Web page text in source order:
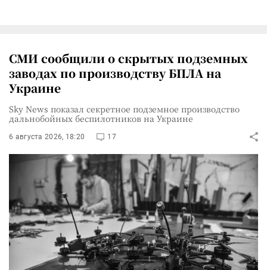
СМИ сообщили о скрытых подземных
заводах по производству БПЛА на
Украине
Sky News показал секретное подземное производство
дальнобойных беспилотников на Украине
6 августа 2026, 18:20 17